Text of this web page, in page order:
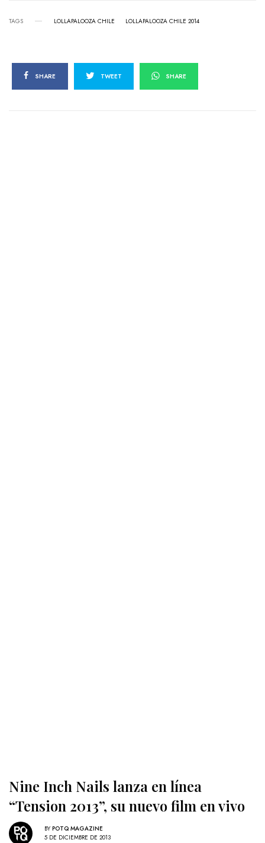
TAGS LOLLAPALOOZA CHILE LOLLAPALOOZA CHILE 2014
SHARE TWEET SHARE
Nine Inch Nails lanza en línea
“Tension 2013”, su nuevo film en vivo
BY POTQ MAGAZINE
5 DE DICIEMBRE DE 2013